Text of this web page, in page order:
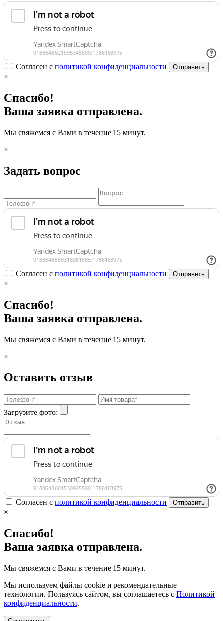
Согласен с политикой конфиденциальности Отправить
×
Спасибо!
Ваша заявка отправлена.
Мы свяжемся с Вами в течение 15 минут.
×
Задать вопрос
Согласен с политикой конфиденциальности Отправить
×
Спасибо!
Ваша заявка отправлена.
Мы свяжемся с Вами в течение 15 минут.
×
Оставить отзыв
Загрузите фото:
Согласен с политикой конфиденциальности Отправить
×
Спасибо!
Ваша заявка отправлена.
Мы свяжемся с Вами в течение 15 минут.
Мы используем файлы cookie и рекомендательные
технологии. Пользуясь сайтом, вы соглашаетесь с Политикой
конфиденциальности.